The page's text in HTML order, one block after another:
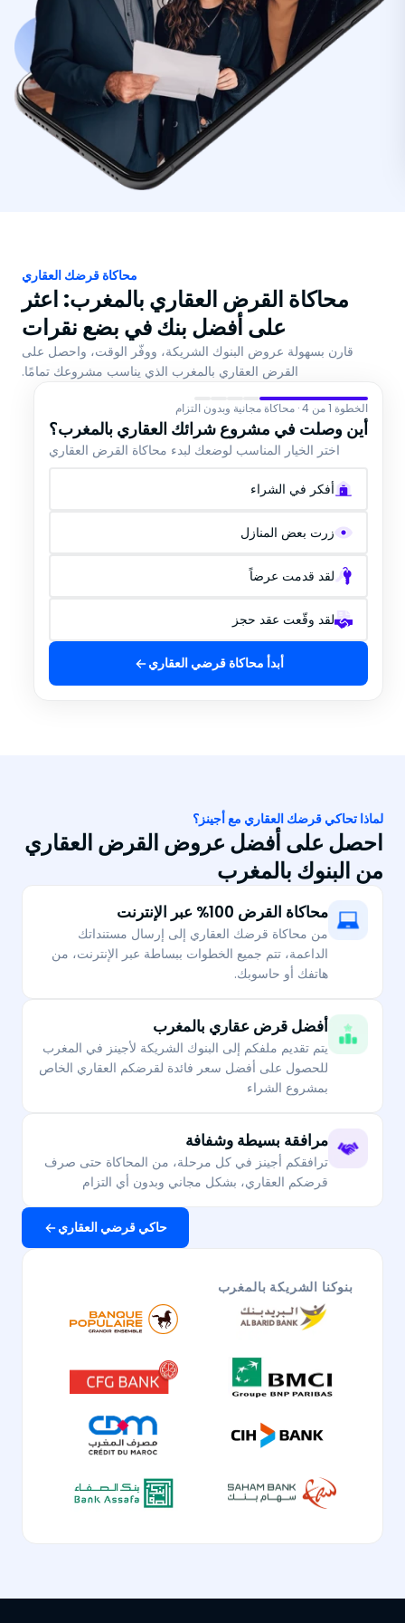
محاكاة قرضك العقاري
محاكاة القرض العقاري بالمغرب: اعثر
على أفضل بنك في بضع نقرات
قارن بسهولة عروض البنوك الشريكة، ووفّر الوقت، واحصل على
القرض العقاري بالمغرب الذي يناسب مشروعك تمامًا.
الخطوة 1 من 4 · محاكاة مجانية وبدون التزام
أين وصلت في مشروع شرائك العقاري بالمغرب؟
اختر الخيار المناسب لوضعك لبدء محاكاة القرض العقاري
أفكر في الشراء
زرت بعض المنازل
لقد قدمت عرضاً
لقد وقّعت عقد حجز
أبدأ محاكاة قرضي العقاري
لماذا تحاكي قرضك العقاري مع أجينز؟
احصل على أفضل عروض القرض العقاري
من البنوك بالمغرب
محاكاة القرض 100% عبر الإنترنت
من محاكاة قرضك العقاري إلى إرسال مستنداتك
الداعمة، تتم جميع الخطوات ببساطة عبر الإنترنت، من
هاتفك أو حاسوبك.
أفضل قرض عقاري بالمغرب
يتم تقديم ملفكم إلى البنوك الشريكة لأجينز في المغرب
للحصول على أفضل سعر فائدة لقرضكم العقاري الخاص
بمشروع الشراء
مرافقة بسيطة وشفافة
ترافقكم أجينز في كل مرحلة، من المحاكاة حتى صرف
قرضكم العقاري، بشكل مجاني وبدون أي التزام
حاكي قرضي العقاري
بنوكنا الشريكة بالمغرب